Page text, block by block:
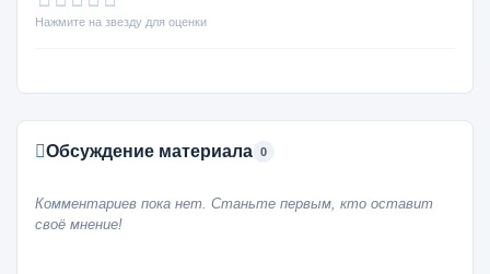
Нажмите на звезду для оценки
Обсуждение материала 0
Комментариев пока нет. Станьте первым, кто оставит
своё мнение!